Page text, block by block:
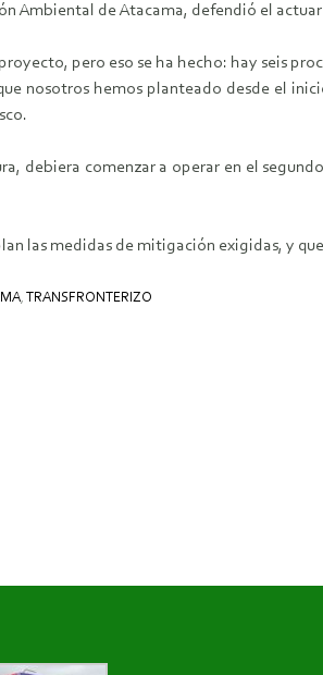
Ambiental de Atacama, defendió el
pero eso se ha hecho: hay seis
nosotros hemos planteado desde el
comenzar a operar en el
las medidas de mitigación exigidas, y
, TRANSFRONTERIZO